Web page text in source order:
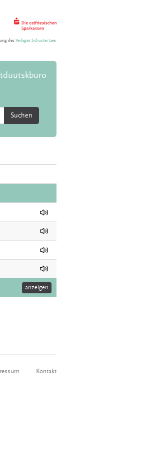
desVerlages Schuster Leer
Suchen
anzeigen
Kontakt